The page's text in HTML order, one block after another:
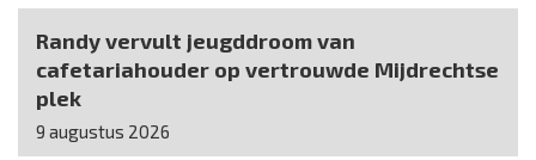
Randy vervult jeugddroom van
cafetariahouder op vertrouwde Mijdrechtse
plek
9 augustus 2026